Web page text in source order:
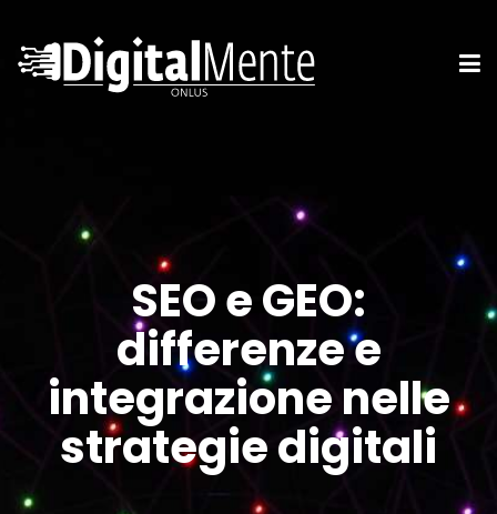
SEO e GEO:
differenze e
integrazione nelle
strategie digitali